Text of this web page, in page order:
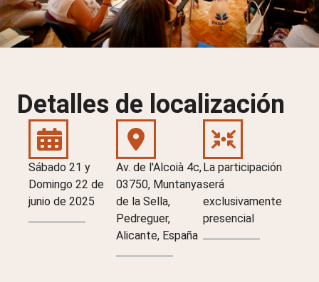
Detalles de localización
Sábado 21 y
Domingo 22 de
junio de 2025
Av. de l'Alcoià 4c,
03750, Muntanya
de la Sella,
Pedreguer,
Alicante, España
La participación
será
exclusivamente
presencial